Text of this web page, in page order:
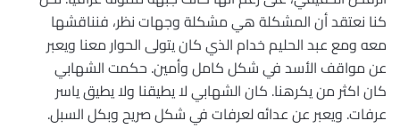
كنا نعتقد أن المشكلة هي مشكلة وجهات نظر، فنناقشها
معه ومع عبد الحليم خدام الذي كان يتولى الحوار معنا ويعبر
عن مواقف الأسد في شكل كامل وأمين. حكمت الشهابي
كان اكثر من يكرهنا. كان الشهابي لا يطيقنا ولا يطيق ياسر
عرفات. ويعبر عن عدائه لعرفات في شكل صريح وبكل السبل.